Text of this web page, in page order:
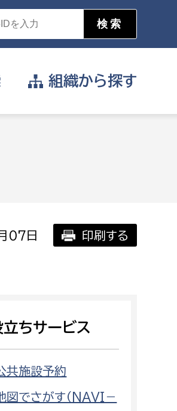
い
組織から探す
部
ロカーボン推進課
07日 印刷する
立ちサービス
共施設予約
図でさがす（NAVI－